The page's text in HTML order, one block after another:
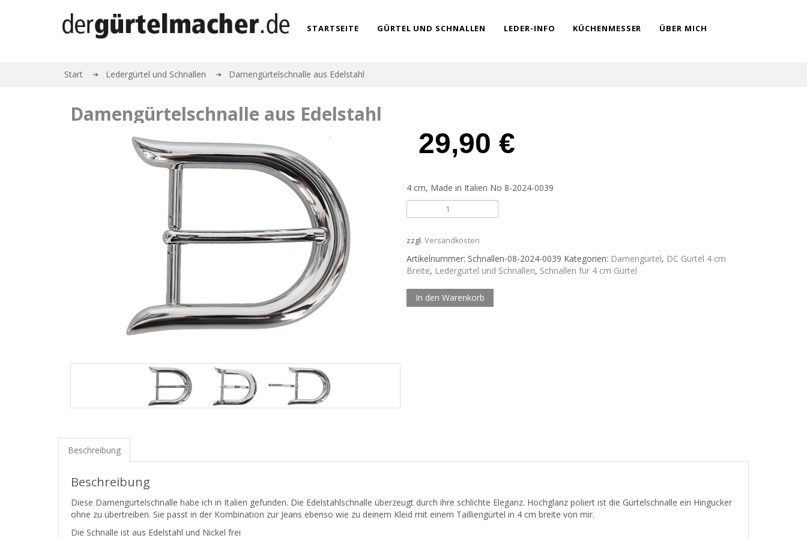
STARTSEITE GÜRTEL UND SCHNALLEN LEDER-INFO KÜCHENMESSER ÜBER MICH
Start Ledergürtel und Schnallen Damengürtelschnalle aus Edelstahl
Damengürtelschnalle aus Edelstahl
29,90 €
4 cm, Made in Italien No 8-2024-0039
Damengürtelschnalle
aus
Menge
zzgl. Versandkosten
Artikelnummer: Schnallen-08-2024-0039 Kategorien: Damengürtel, DC Gürtel 4 cm
Breite, Ledergürtel und Schnallen, Schnallen für 4 cm Gürtel
In den Warenkorb
Beschreibung
Beschreibung
Diese Damengürtelschnalle habe ich in Italien gefunden. Die Edelstahlschnalle überzeugt durch ihre schlichte Eleganz. Hochglanz poliert ist die Gürtelschnalle ein Hingucker
ohne zu übertreiben. Sie passt in der Kombination zur Jeans ebenso wie zu deinem Kleid mit einem Tailliengürtel in 4 cm breite von mir.
Die Schnalle ist aus Edelstahl und Nickel frei